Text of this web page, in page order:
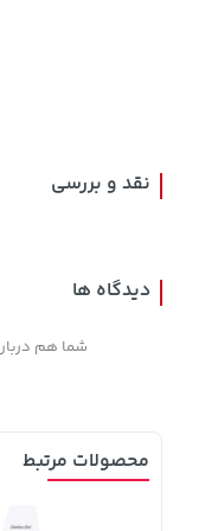
نقد و بررسی
دیدگاه ها
شما هم
محصولات مرتبط